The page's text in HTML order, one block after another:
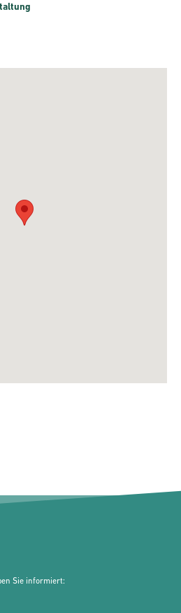
Sie informiert: